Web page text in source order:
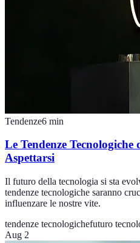
Tendenze6 min
Le Tendenze Tecnologiche
Aspettarsi
Il futuro della tecnologia si sta
tendenze tecnologiche saranno
influenzare le nostre vite.
tendenze tecnologichefuturo
Aug 2